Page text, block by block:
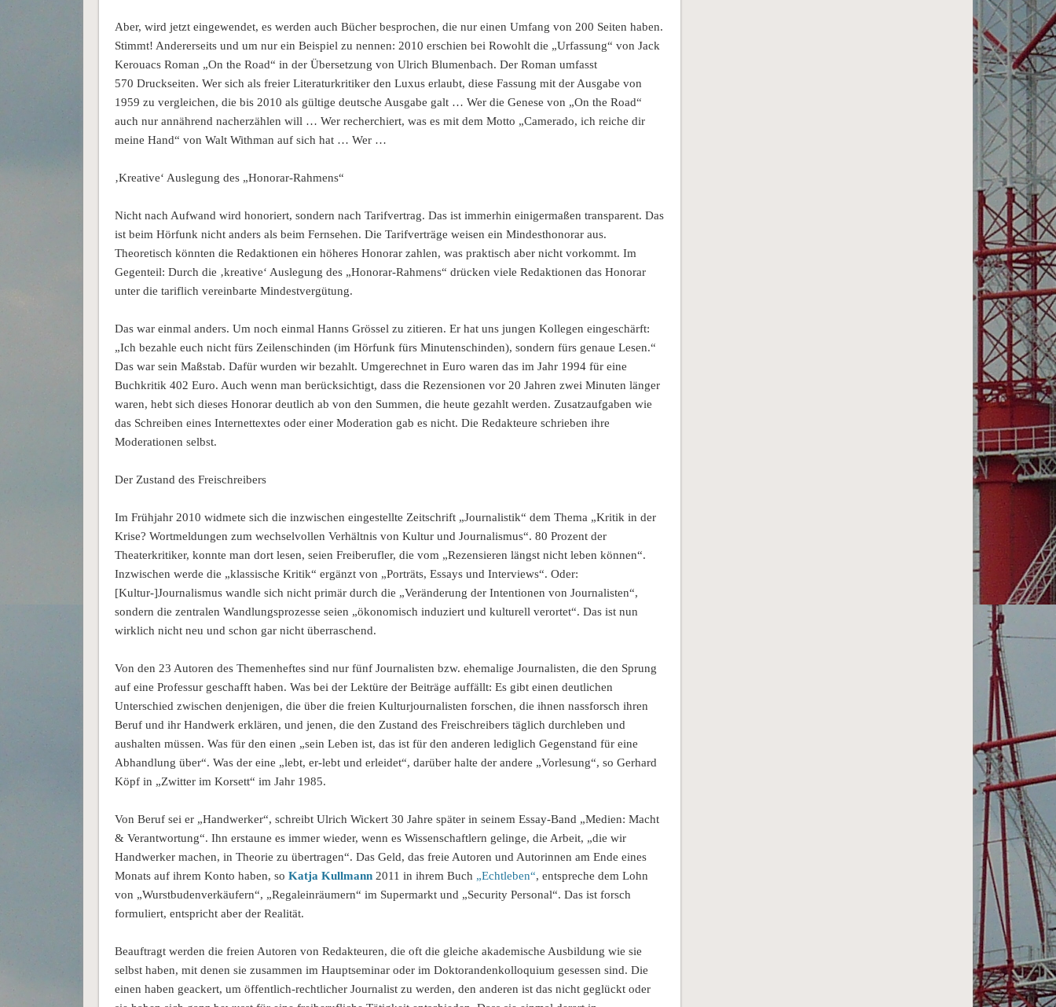
Aber, wird jetzt eingewendet, es werden auch Bücher besprochen, die nur einen Umfang von 200 Seiten haben.
Stimmt! Andererseits und um nur ein Beispiel zu nennen: 2010 erschien bei Rowohlt die „Urfassung“ von Jack
Kerouacs Roman „On the Road“ in der Übersetzung von Ulrich Blumenbach. Der Roman umfasst
570 Druckseiten. Wer sich als freier Literaturkritiker den Luxus erlaubt, diese Fassung mit der Ausgabe von
1959 zu vergleichen, die bis 2010 als gültige deutsche Ausgabe galt … Wer die Genese von „On the Road“
auch nur annährend nacherzählen will … Wer recherchiert, was es mit dem Motto „Camerado, ich reiche dir
meine Hand“ von Walt Withman auf sich hat … Wer …
‚Kreative‘ Auslegung des „Honorar-Rahmens“
Nicht nach Aufwand wird honoriert, sondern nach Tarifvertrag. Das ist immerhin einigermaßen transparent. Das
ist beim Hörfunk nicht anders als beim Fernsehen. Die Tarifverträge weisen ein Mindesthonorar aus.
Theoretisch könnten die Redaktionen ein höheres Honorar zahlen, was praktisch aber nicht vorkommt. Im
Gegenteil: Durch die ‚kreative‘ Auslegung des „Honorar-Rahmens“ drücken viele Redaktionen das Honorar
unter die tariflich vereinbarte Mindestvergütung.
Das war einmal anders. Um noch einmal Hanns Grössel zu zitieren. Er hat uns jungen Kollegen eingeschärft:
„Ich bezahle euch nicht fürs Zeilenschinden (im Hörfunk fürs Minutenschinden), sondern fürs genaue Lesen.“
Das war sein Maßstab. Dafür wurden wir bezahlt. Umgerechnet in Euro waren das im Jahr 1994 für eine
Buchkritik 402 Euro. Auch wenn man berücksichtigt, dass die Rezensionen vor 20 Jahren zwei Minuten länger
waren, hebt sich dieses Honorar deutlich ab von den Summen, die heute gezahlt werden. Zusatzaufgaben wie
das Schreiben eines Internettextes oder einer Moderation gab es nicht. Die Redakteure schrieben ihre
Moderationen selbst.
Der Zustand des Freischreibers
Im Frühjahr 2010 widmete sich die inzwischen eingestellte Zeitschrift „Journalistik“ dem Thema „Kritik in der
Krise? Wortmeldungen zum wechselvollen Verhältnis von Kultur und Journalismus“. 80 Prozent der
Theaterkritiker, konnte man dort lesen, seien Freiberufler, die vom „Rezensieren längst nicht leben können“.
Inzwischen werde die „klassische Kritik“ ergänzt von „Porträts, Essays und Interviews“. Oder:
[Kultur-]Journalismus wandle sich nicht primär durch die „Veränderung der Intentionen von Journalisten“,
sondern die zentralen Wandlungsprozesse seien „ökonomisch induziert und kulturell verortet“. Das ist nun
wirklich nicht neu und schon gar nicht überraschend.
Von den 23 Autoren des Themenheftes sind nur fünf Journalisten bzw. ehemalige Journalisten, die den Sprung
auf eine Professur geschafft haben. Was bei der Lektüre der Beiträge auffällt: Es gibt einen deutlichen
Unterschied zwischen denjenigen, die über die freien Kulturjournalisten forschen, die ihnen nassforsch ihren
Beruf und ihr Handwerk erklären, und jenen, die den Zustand des Freischreibers täglich durchleben und
aushalten müssen. Was für den einen „sein Leben ist, das ist für den anderen lediglich Gegenstand für eine
Abhandlung über“. Was der eine „lebt, er-lebt und erleidet“, darüber halte der andere „Vorlesung“, so Gerhard
Köpf in „Zwitter im Korsett“ im Jahr 1985.
Von Beruf sei er „Handwerker“, schreibt Ulrich Wickert 30 Jahre später in seinem Essay-Band „Medien: Macht
& Verantwortung“. Ihn erstaune es immer wieder, wenn es Wissenschaftlern gelinge, die Arbeit, „die wir
Handwerker machen, in Theorie zu übertragen“. Das Geld, das freie Autoren und Autorinnen am Ende eines
Monats auf ihrem Konto haben, so Katja Kullmann2011 in ihrem Buch „Echtleben“, entspreche dem Lohn
von „Wurstbudenverkäufern“, „Regaleinräumern“ im Supermarkt und „Security Personal“. Das ist forsch
formuliert, entspricht aber der Realität.
Beauftragt werden die freien Autoren von Redakteuren, die oft die gleiche akademische Aus­bildung wie sie
selbst haben, mit denen sie zusammen im Hauptseminar oder im Doktorandenkolloquium gesessen sind. Die
einen haben geackert, um öffentlich-rechtlicher Journalist zu werden, den anderen ist das nicht geglückt oder